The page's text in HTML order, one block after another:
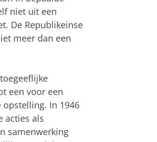
niet uit een
De Republikeinse
meer dan een
een voor een
In 1946
acties als
samenwerking